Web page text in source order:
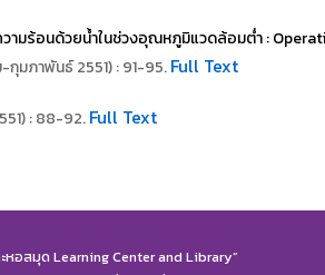
ามร้อนด้วยน้ำในช่วงอุณหภูมิแวดล้อมต่ำ :
กุมภาพันธ์ 2551) : 91-95.Full Text
: 88-92.Full Text
หอสมุด Learning Center and Library”